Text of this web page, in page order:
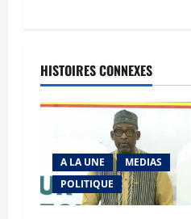
HISTOIRES CONNEXES
A LA UNE
MEDIAS
POLITIQUE